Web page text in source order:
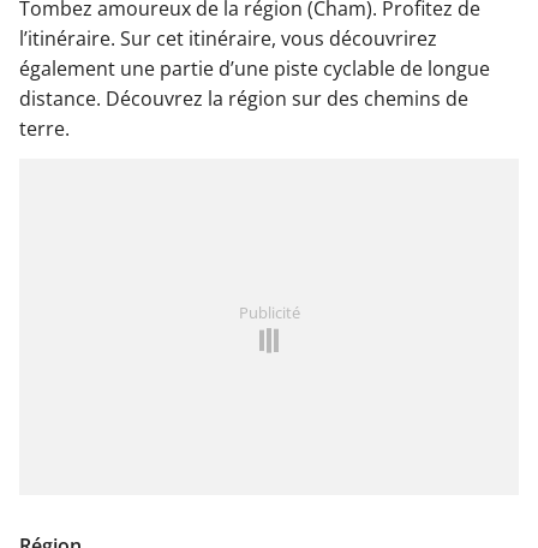
Tombez amoureux de la région (Cham). Profitez de
l’itinéraire. Sur cet itinéraire, vous découvrirez
également une partie d’une piste cyclable de longue
distance. Découvrez la région sur des chemins de
terre.
Publicité